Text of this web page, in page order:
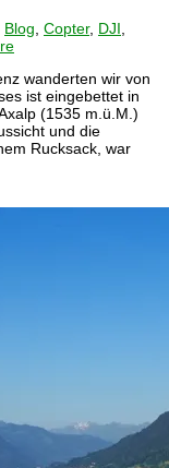
Blog, Copter, DJI,
wanderten wir von
ist eingebettet in
(1535 m.ü.M.)
und die
Rucksack, war